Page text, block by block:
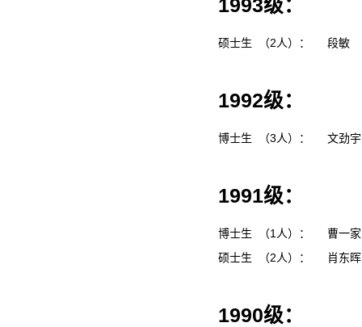
1993级：
硕士生 （2人）： 段敏
1992级：
博士生 （3人）： 文劲
1991级：
博士生 （1人）：
曹一
硕士生 （2人）：
肖东
1990级：